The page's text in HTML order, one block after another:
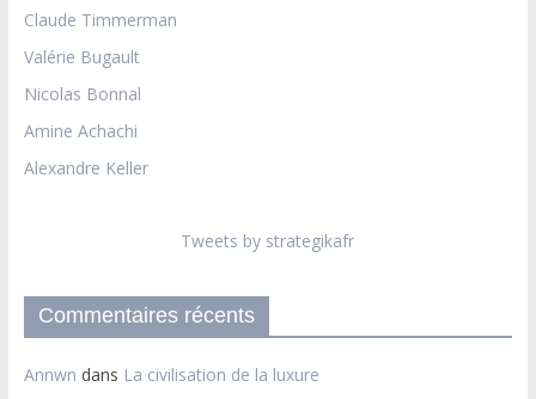
Claude Timmerman
Valérie Bugault
Nicolas Bonnal
Amine Achachi
Alexandre Keller
Tweets by strategikafr
Commentaires récents
Annwn dans La civilisation de la luxure